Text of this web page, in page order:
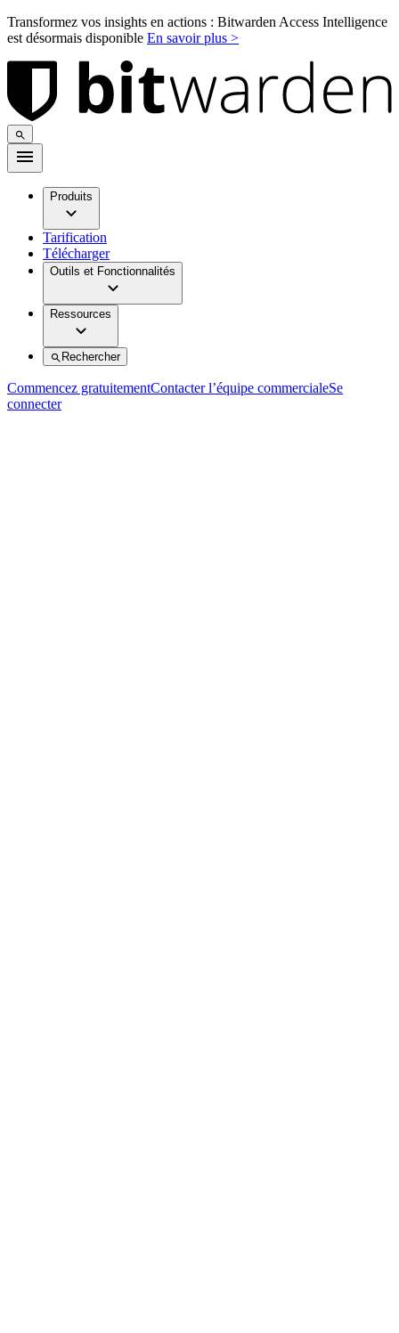
Transformez vos insights en actions : Bitwarden Access Intelligence
est désormais disponible En savoir plus >
Produits
Tarification
Télécharger
Outils et Fonctionnalités
Ressources
Rechercher
Commencez gratuitementContacter l’équipe commercialeSe
connecter